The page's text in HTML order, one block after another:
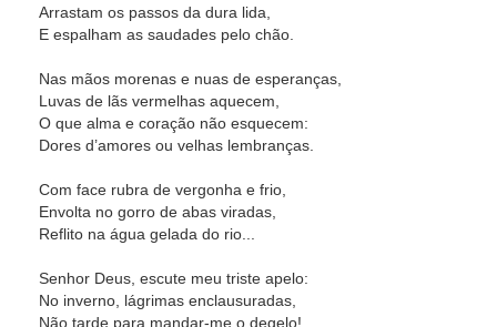
Arrastam os passos da dura lida,
E espalham as saudades pelo chão.
Nas mãos morenas e nuas de esperanças,
Luvas de lãs vermelhas aquecem,
O que alma e coração não esquecem:
Dores d’amores ou velhas lembranças.
Com face rubra de vergonha e frio,
Envolta no gorro de abas viradas,
Reflito na água gelada do rio...
Senhor Deus, escute meu triste apelo:
No inverno, lágrimas enclausuradas,
Não tarde para mandar-me o degelo!